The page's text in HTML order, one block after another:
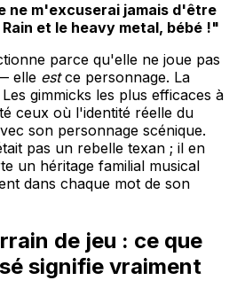
ne m'excuserai jamais d'être
et le heavy metal, bébé !"
parce qu'elle ne joue pas
elle estce personnage. La
gimmicks les plus efficaces à
ceux où l'identité réelle du
son personnage scénique.
pas un rebelle texan ; il en
un héritage familial musical
dans chaque mot de son
de jeu : ce que
signifie vraiment